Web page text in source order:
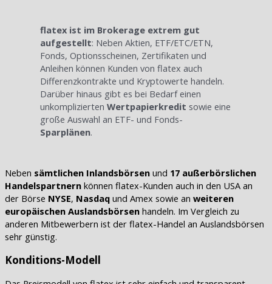
flatex ist im Brokerage extrem gut
aufgestellt: Neben Aktien, ETF/ETC/ETN,
Fonds, Optionsscheinen, Zertifikaten und
Anleihen können Kunden von flatex auch
Differenzkontrakte und Kryptowerte handeln.
Darüber hinaus gibt es bei Bedarf einen
unkomplizierten Wertpapierkredit sowie eine
große Auswahl an ETF- und Fonds-
Sparplänen.
Neben sämtlichen Inlandsbörsen und 17 außerbörslichen
Handelspartnern können flatex-Kunden auch in den USA an
der Börse NYSE, Nasdaq und Amex sowie an weiteren
europäischen Auslandsbörsen handeln. Im Vergleich zu
anderen Mitbewerbern ist der flatex-Handel an Auslandsbörsen
sehr günstig.
Konditions-Modell